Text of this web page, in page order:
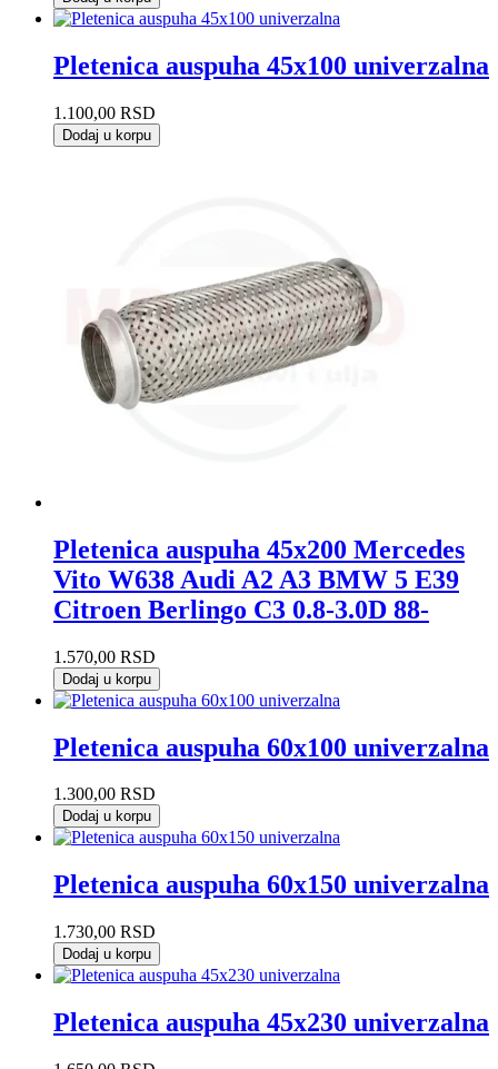
Pletenica auspuha 45x100 univerzalna
1.100,00 RSD
Dodaj u korpu
Pletenica auspuha 45x200 Mercedes
Vito W638 Audi A2 A3 BMW 5 E39
Citroen Berlingo C3 0.8-3.0D 88-
1.570,00 RSD
Dodaj u korpu
Pletenica auspuha 60x100 univerzalna
1.300,00 RSD
Dodaj u korpu
Pletenica auspuha 60x150 univerzalna
1.730,00 RSD
Dodaj u korpu
Pletenica auspuha 45x230 univerzalna